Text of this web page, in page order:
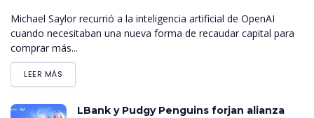
Michael Saylor recurrió a la inteligencia artificial de OpenAI
cuando necesitaban una nueva forma de recaudar capital para
comprar más...
LEER MÁS
LBank y Pudgy Penguins forjan alianza